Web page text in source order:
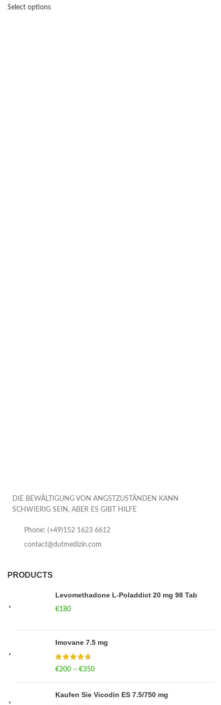
Select options
DIE BEWÄLTIGUNG VON ANGSTZUSTÄNDEN KANN
SCHWIERIG SEIN, ABER ES GIBT HILFE
Phone: (+49)152 1623 6612
contact@dutmedizin.com
PRODUCTS
Levomethadone L-Poladdict 20 mg 98 Tab
€180
Imovane 7.5 mg
€200 – €350
Kaufen Sie Vicodin ES 7.5/750 mg